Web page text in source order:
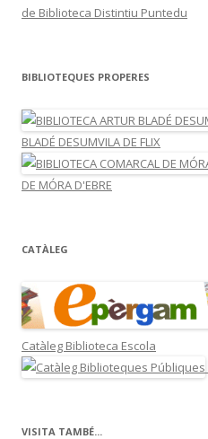
de Biblioteca Distintiu Puntedu
BIBLIOTEQUES PROPERES
BLADÉ DESUMVILA DE FLIX
DE MÓRA D'EBRE
CATÀLEG
Catàleg Biblioteca Escola
VISITA TAMBÉ...